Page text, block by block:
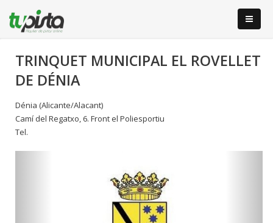
TRINQUET MUNICIPAL EL ROVELLET
DE DÉNIA
Dénia (Alicante/Alacant)
Camí del Regatxo, 6. Front el Poliesportiu
Tel.